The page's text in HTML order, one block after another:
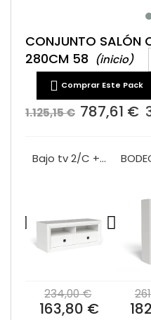
CONJUNTO SALÓN
280CM 58 (inicio)
 Comprar Este Pack
1.125,15 € 787,61 €
Bajo tv 2/C + hueco 120 Praga
234,00 €
163,80 €